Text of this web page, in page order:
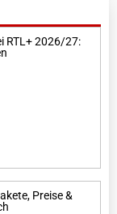
RTL+ 2026/27:
Preise &